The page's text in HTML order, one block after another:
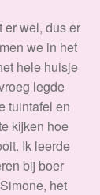
er wel, dus er
we in het
hele huisje
legde
tuintafel en
kijken hoe
Ik leerde
bij boer
het